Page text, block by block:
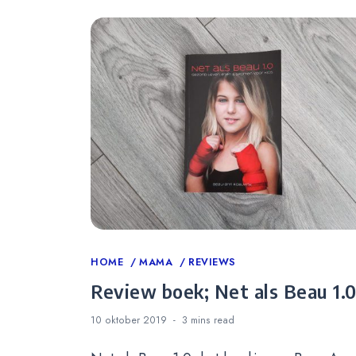
Categories
HOME MAMA REVIEWS
Review boek; Net als Beau 1.0
10 oktober 2019 3 mins read